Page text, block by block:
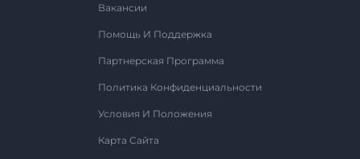
Вакансии
Помощь И Поддержка
Партнерская Программа
Политика Конфиденциальности
Условия И Положения
Карта Сайта